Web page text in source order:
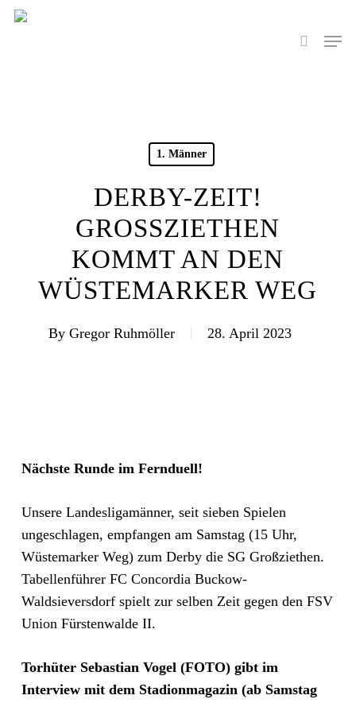
Skip
search
Menu
1. Männer
DERBY-ZEIT!
GROSSZIETHEN K
OMMT AN DEN W
ÜSTEMARKER WEG
By Gregor Ruhmöller 28. April 2023
Nächste Runde im Fernduell!
Unsere Landesligamänner, seit sieben Spielen
ungeschlagen, empfangen am Samstag (15 Uhr,
Wüstemarker Weg) zum Derby die SG Großziethen.
Tabellenführer FC Concordia Buckow-
Waldsieversdorf spielt zur selben Zeit gegen den FSV
Union Fürstenwalde II.
Torhüter Sebastian Vogel (FOTO) gibt im
Interview mit dem Stadionmagazin (ab Samstag